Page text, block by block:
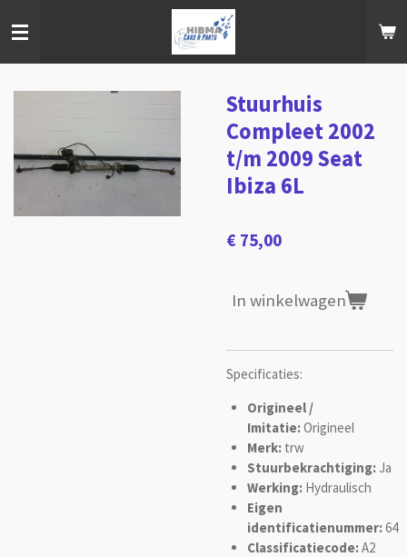
direct
Stuurhuis
Compleet 2002
t/m 2009 Seat
Ibiza 6L
€ 75,00
In winkelwagen
Specificaties:
Origineel /
Imitatie:Origineel
Merk: trw
Stuurbekrachtiging:Ja
Werking: Hydraulisch
Eigen
identificatienummer:64
Classificatiecode:A2